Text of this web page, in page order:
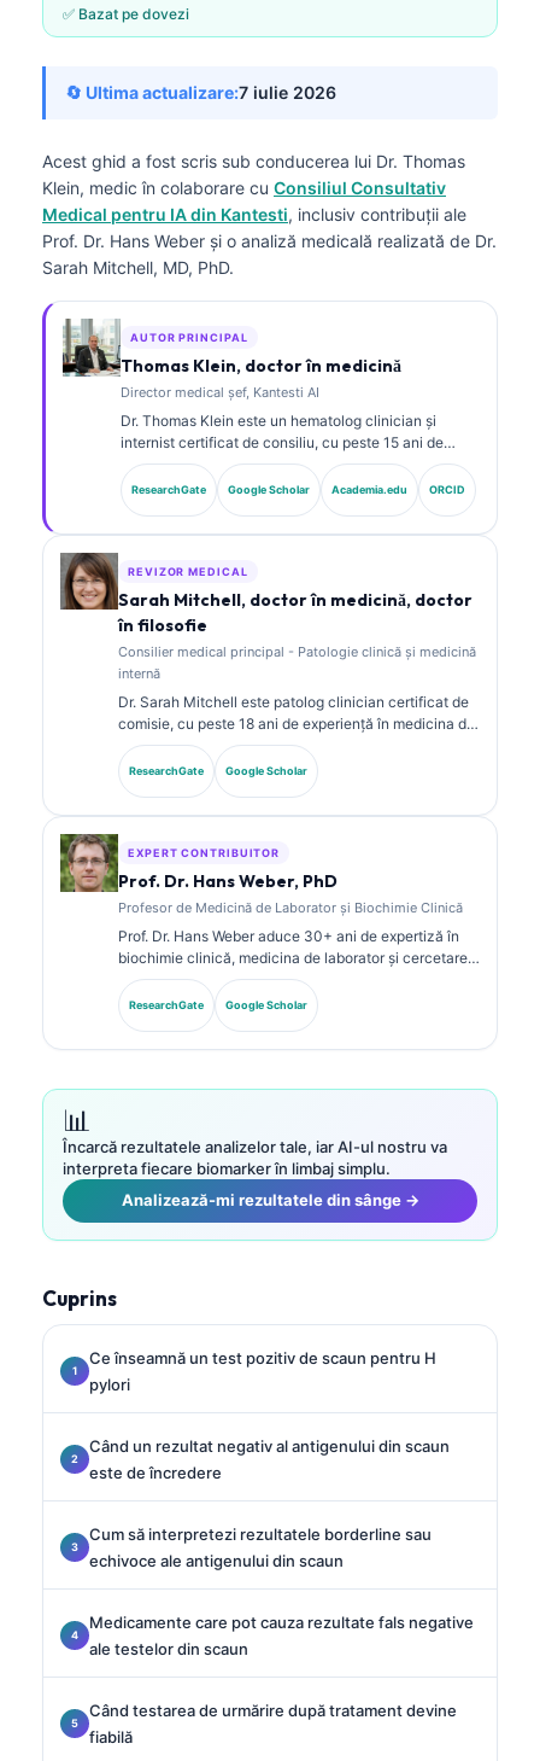
✅ Bazat pe dovezi
🔄 Ultima actualizare:7 iulie 2026
Acest ghid a fost scris sub conducerea lui Dr. Thomas
Klein, medic în colaborare cu Consiliul Consultativ
Medical pentru IA din Kantesti, inclusiv contribuții ale
Prof. Dr. Hans Weber și o analiză medicală realizată de Dr.
Sarah Mitchell, MD, PhD.
AUTOR PRINCIPAL
Thomas Klein, doctor în medicină
Director medical șef, Kantesti AI
Dr. Thomas Klein este un hematolog clinician și
internist certificat de consiliu, cu peste 15 ani de
experiență în medicina de laborator și analiză clinică
asistată de AI. În calitate de Chief Medical Officer la
Kantesti AI, el asigură supravegherea clinică a
biomarkerilor și diagnosticul de laborator în domeniul
medicinei de laborator.
ResearchGate Google Scholar Academia.edu ORCID
REVIZOR MEDICAL
Sarah Mitchell, doctor în medicină, doctor
în filosofie
Consilier medical principal - Patologie clinică și medicină
internă
Dr. Sarah Mitchell este patolog clinician certificat de
comisie, cu peste 18 ani de experiență în medicina de
laborator și analiza diagnostică. Deține certificări de
specialitate în chimie clinică și a publicat pe larg
despre panouri de biomarkeri și analiza de laborator
ResearchGate Google Scholar
EXPERT CONTRIBUITOR
Prof. Dr. Hans Weber, PhD
Profesor de Medicină de Laborator și Biochimie Clinică
Prof. Dr. Hans Weber aduce 30+ ani de expertiză în
biochimie clinică, medicina de laborator și cercetarea
biomarkerilor. Fost președinte al Societății Germane
de Chimie Clinică, se specializează în analiza
panourilor de diagnostic, standardizarea biomarkerilor
ResearchGate Google Scholar
📊
Încarcă rezultatele analizelor tale, iar AI-ul nostru va
interpreta fiecare biomarker în limbaj simplu.
Analizează-mi rezultatele din sânge →
Cuprins
Ce înseamnă un test pozitiv de scaun pentru H
pylori
Când un rezultat negativ al antigenului din scaun
este de încredere
Cum să interpretezi rezultatele borderline sau
echivoce ale antigenului din scaun
Medicamente care pot cauza rezultate fals negative
ale testelor din scaun
Când testarea de urmărire după tratament devine
fiabilă